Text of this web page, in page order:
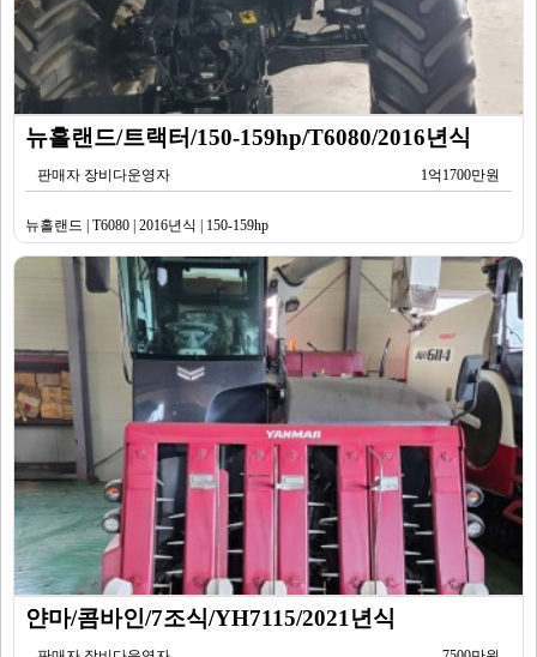
뉴홀랜드/트랙터/150-159hp/T6080/2016년식
판매자 장비다운영자 1억1700만원
뉴홀랜드 | T6080 | 2016년식 | 150-159hp
얀마/콤바인/7조식/YH7115/2021년식